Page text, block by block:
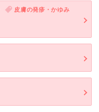
皮膚の発疹・かゆみ